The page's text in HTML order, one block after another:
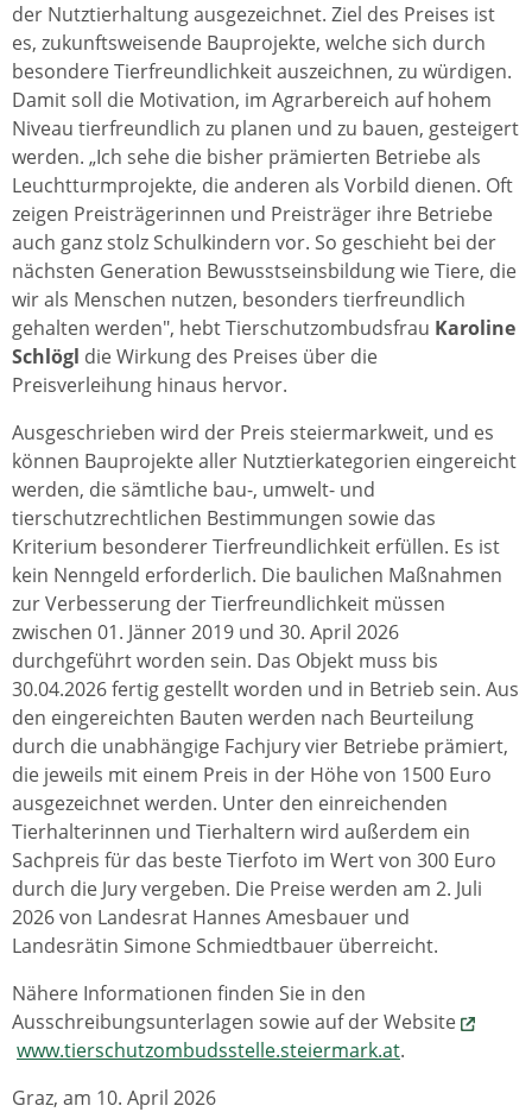
der Nutztierhaltung ausgezeichnet. Ziel des Preises ist
es, zukunftsweisende Bauprojekte, welche sich durch
besondere Tierfreundlichkeit auszeichnen, zu würdigen.
Damit soll die Motivation, im Agrarbereich auf hohem
Niveau tierfreundlich zu planen und zu bauen, gesteigert
werden. „Ich sehe die bisher prämierten Betriebe als
Leuchtturmprojekte, die anderen als Vorbild dienen. Oft
zeigen Preisträgerinnen und Preisträger ihre Betriebe
auch ganz stolz Schulkindern vor. So geschieht bei der
nächsten Generation Bewusstseinsbildung wie Tiere, die
wir als Menschen nutzen, besonders tierfreundlich
gehalten werden", hebt Tierschutzombudsfrau Karoline
Schlögl die Wirkung des Preises über die
Preisverleihung hinaus hervor.
Ausgeschrieben wird der Preis steiermarkweit, und es
können Bauprojekte aller Nutztierkategorien eingereicht
werden, die sämtliche bau-, umwelt- und
tierschutzrechtlichen Bestimmungen sowie das
Kriterium besonderer Tierfreundlichkeit erfüllen. Es ist
kein Nenngeld erforderlich. Die baulichen Maßnahmen
zur Verbesserung der Tierfreundlichkeit müssen
zwischen 01. Jänner 2019 und 30. April 2026
durchgeführt worden sein. Das Objekt muss bis
30.04.2026 fertig gestellt worden und in Betrieb sein. Aus
den eingereichten Bauten werden nach Beurteilung
durch die unabhängige Fachjury vier Betriebe prämiert,
die jeweils mit einem Preis in der Höhe von 1500 Euro
ausgezeichnet werden. Unter den einreichenden
Tierhalterinnen und Tierhaltern wird außerdem ein
Sachpreis für das beste Tierfoto im Wert von 300 Euro
durch die Jury vergeben. Die Preise werden am 2. Juli
2026 von Landesrat Hannes Amesbauer und
Landesrätin Simone Schmiedtbauer überreicht.
Nähere Informationen finden Sie in den
Ausschreibungsunterlagen sowie auf der Website
www.tierschutzombudsstelle.steiermark.at.
Graz, am 10. April 2026